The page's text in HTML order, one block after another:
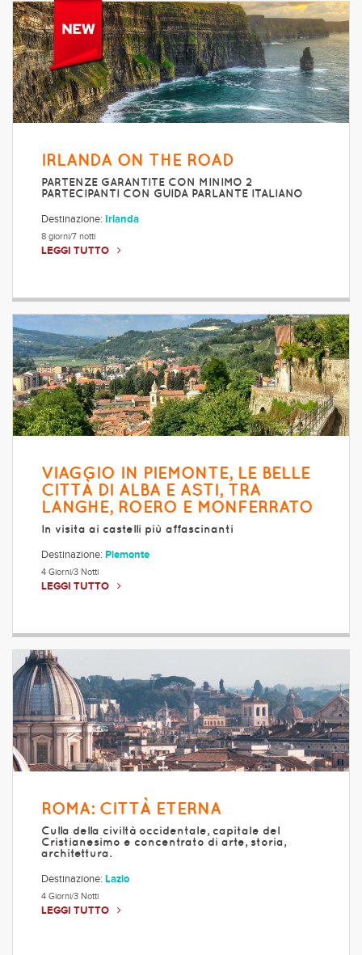
IRLANDA ON THE ROAD
PARTENZE GARANTITE CON MINIMO 2
PARTECIPANTI CON GUIDA PARLANTE ITALIANO
Destinazione: Irlanda
8 giorni/7 notti
LEGGI TUTTO
VIAGGIO IN PIEMONTE, LE BELLE
CITTÀ DI ALBA E ASTI, TRA
LANGHE, ROERO E MONFERRATO
In visita ai castelli più affascinanti
Destinazione: Piemonte
4 Giorni/3 Notti
LEGGI TUTTO
ROMA: CITTÀ ETERNA
Culla della civiltà occidentale, capitale del
Cristianesimo e concentrato di arte, storia,
architettura.
Destinazione: Lazio
4 Giorni/3 Notti
LEGGI TUTTO